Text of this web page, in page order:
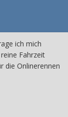
ich mich
Fahrzeit
die Onlinerennen